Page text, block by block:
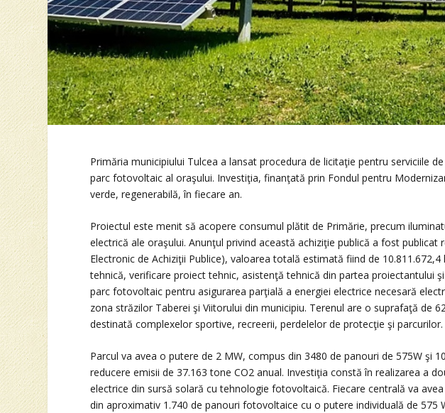
Primăria municipiului Tulcea a lansat procedura de licitaţie pentru serviciile
parc fotovoltaic al oraşului. Investiţia, finanţată prin Fondul pentru
verde, regenerabilă, în fiecare an.
Proiectul este menit să acopere consumul plătit de Primărie, precum
electrică ale oraşului. Anunţul privind această achiziţie publică a fost publicat
Electronic de Achiziţii Publice), valoarea totală estimată fiind de
tehnică, verificare proiect tehnic, asistenţă tehnică din partea proiectantului
parc fotovoltaic pentru asigurarea parţială a energiei electrice necesară
zona străzilor Taberei şi Viitorului din municipiu. Terenul are o suprafaţă de
destinată complexelor sportive, recreerii, perdelelor de protecţie şi parcurilor.
Parcul va avea o putere de 2 MW, compus din 3480 de panouri de 575W şi
reducere emisii de 37.163 tone CO2 anual. Investiţia constă în realizarea a
electrice din sursă solară cu tehnologie fotovoltaică. Fiecare centrală va
din aproximativ 1.740 de panouri fotovoltaice cu o putere individuală de 575